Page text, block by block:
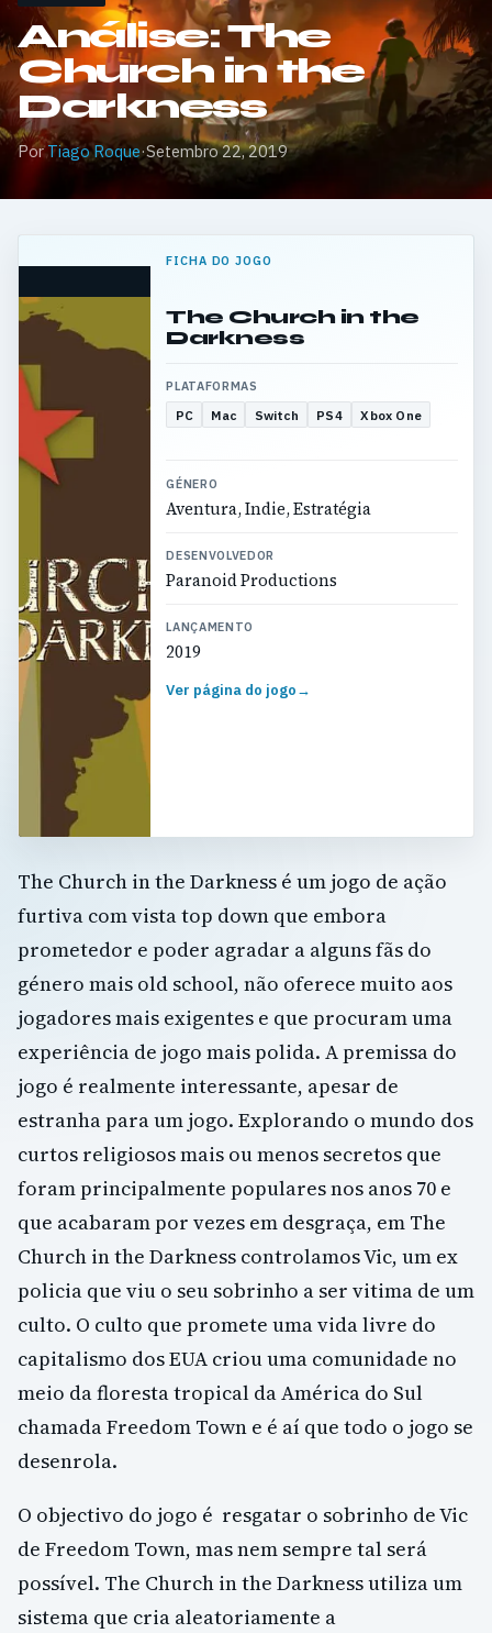
Análise: The
Church in the
Darkness
PorTiago Roque·Setembro 22, 2019
FICHA DO JOGO
The Church in the
Darkness
PLATAFORMAS
PC Mac Switch PS4 Xbox One
GÉNERO
Aventura, Indie, Estratégia
DESENVOLVEDOR
Paranoid Productions
LANÇAMENTO
2019
Ver página do jogo→
The Church in the Darkness é um jogo de ação
furtiva com vista top down que embora
prometedor e poder agradar a alguns fãs do
género mais old school, não oferece muito aos
jogadores mais exigentes e que procuram uma
experiência de jogo mais polida. A premissa do
jogo é realmente interessante, apesar de
estranha para um jogo. Explorando o mundo dos
curtos religiosos mais ou menos secretos que
foram principalmente populares nos anos 70 e
que acabaram por vezes em desgraça, em The
Church in the Darkness controlamos Vic, um ex
policia que viu o seu sobrinho a ser vitima de um
culto. O culto que promete uma vida livre do
capitalismo dos EUA criou uma comunidade no
meio da floresta tropical da América do Sul
chamada Freedom Town e é aí que todo o jogo se
desenrola.
O objectivo do jogo é resgatar o sobrinho de Vic
de Freedom Town, mas nem sempre tal será
possível. The Church in the Darkness utiliza um
sistema que cria aleatoriamente a